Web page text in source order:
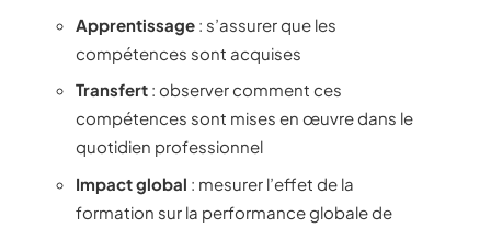
Apprentissage : s’assurer que les
compétences sont acquises
Transfert : observer comment ces
compétences sont mises en œuvre dans le
quotidien professionnel
Impact global : mesurer l’effet de la
formation sur la performance globale de